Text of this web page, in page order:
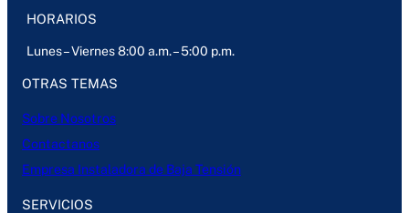
HORARIOS
Lunes – Viernes 8:00 a.m. – 5:00 p.m.
OTRAS TEMAS
Sobre Nosotros
Contactanos
Empresa Instaladora de Baja Tensión
SERVICIOS